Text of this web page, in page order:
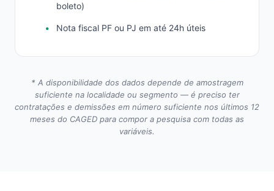
boleto)
Nota fiscal PF ou PJ em até 24h úteis
* A disponibilidade dos dados depende de amostragem
suficiente na localidade ou segmento — é preciso ter
contratações e demissões em número suficiente nos últimos 12
meses do CAGED para compor a pesquisa com todas as
variáveis.